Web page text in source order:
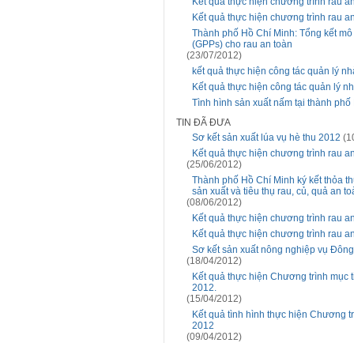
Kết quả thực hiện chương trình rau
Thành phố Hồ Chí Minh: Tổng kết
(GPPs) cho rau an toàn
(23/07/2012)
kết quả thực hiện công tác quản lý
Kết quả thực hiện công tác quản lý
Tình hình sản xuất nấm tại thành phố
TIN ĐÃ ĐƯA
Sơ kết sản xuất lúa vụ hè thu 2012
Kết quả thực hiện chương trình rau
(25/06/2012)
Thành phố Hồ Chí Minh ký kết thỏa
sản xuất và tiêu thụ rau, củ, quả an
(08/06/2012)
Kết quả thực hiện chương trình rau
Kết quả thực hiện chương trình rau
Sơ kết sản xuất nông nghiệp vụ
(18/04/2012)
Kết quả thực hiện Chương trình mục
2012.
(15/04/2012)
Kết quả tình hình thực hiện Chương
2012
(09/04/2012)